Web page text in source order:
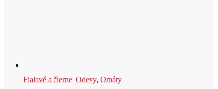
Fialové a čierne, Odevy, Ornáty